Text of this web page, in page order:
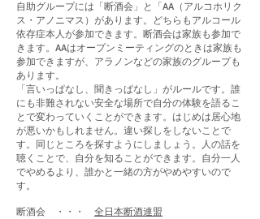
自助グループには「断酒会」と「AA（アルコホリク
ス・アノニマス）があります。どちらもアルコール
依存症本人が参加できます。断酒会は家族も参加で
きます。AAはオープンミーティングのときは家族も
参加できますが、アラノンなどの家族のグループも
あります。
「言いっぱなし、聞きっぱなし」がルールです。誰
にも非難されない安全な場所で自分の体験を語るこ
とで変わっていくことができます。はじめは居心地
が悪いかもしれません。違い探しをしないことで
す。同じところを探すようにしましょう。人の話を
聴くことで、自分を知ることができます。自分一人
でやめるより、誰かと一緒の方がやめやすいので
す。
断酒会 ・・・ 全日本断酒連盟